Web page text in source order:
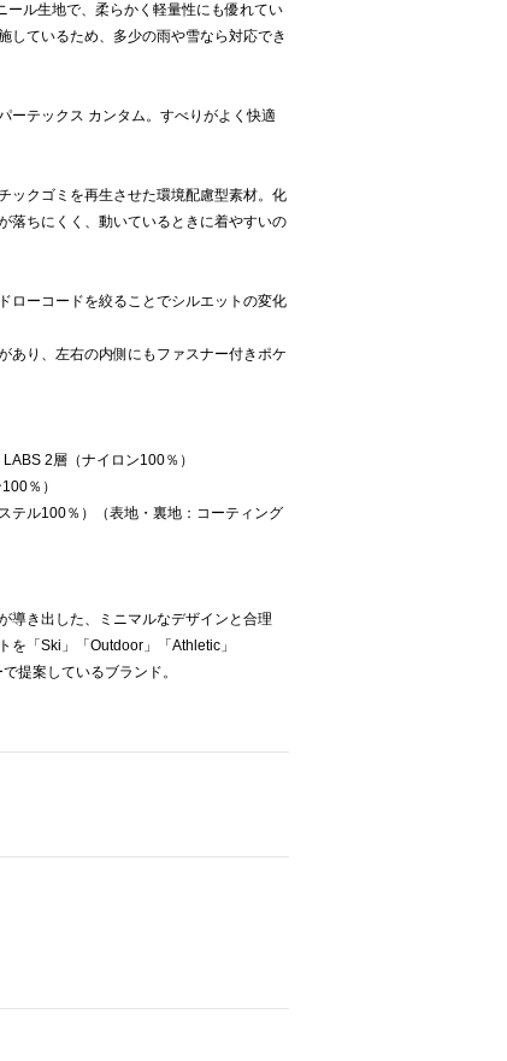
ール生地で、柔らかく軽量性にも優れてい
しているため、多少の雨や雪なら対応でき
ーテックス カンタム。すべりがよく快適
ックゴミを再生させた環境配慮型素材。化
落ちにくく、動いているときに着やすいの
ローコードを絞ることでシルエットの変化
あり、左右の内側にもファスナー付きポケ
2層（ナイロン100％）
％）
テル100％）（表地・裏地：コーティング
導き出した、ミニマルなデザインと合理
を「Ski」「Outdoor」「Athletic」
提案しているブランド。